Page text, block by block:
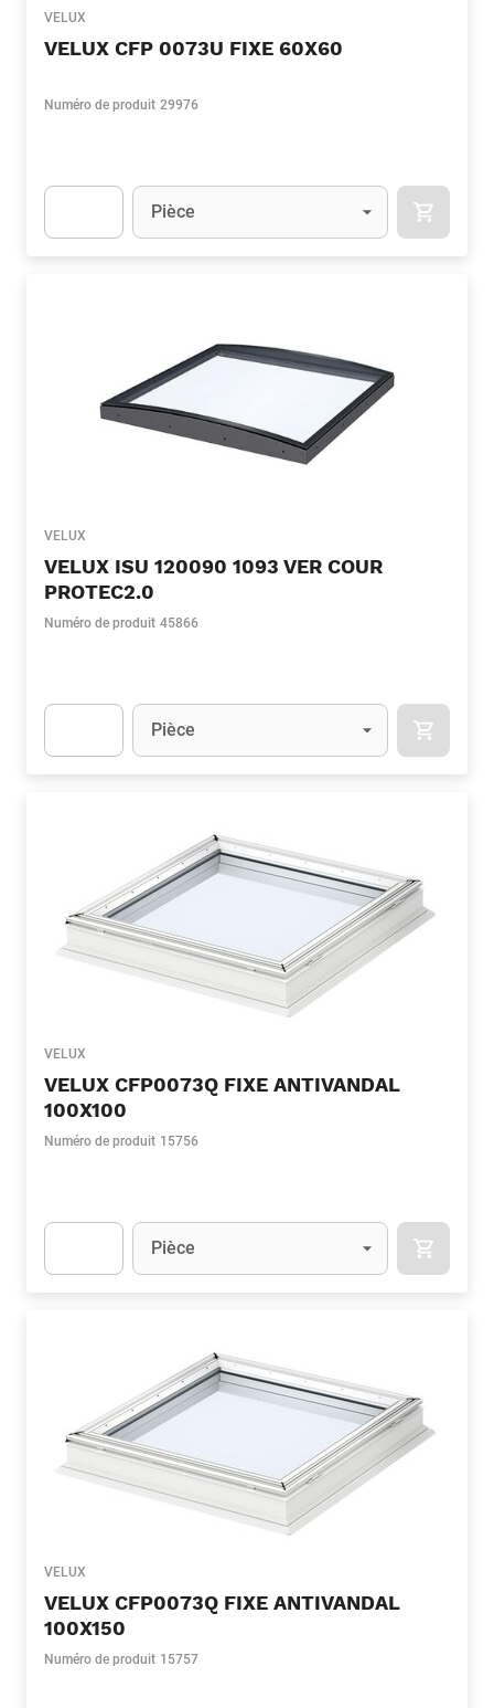
VELUX
VELUX CFP 0073U FIXE 60X60
Numéro de produit 29976
Unité
Pièce
VELUX
VELUX ISU 120090 1093 VER COUR
PROTEC2.0
Numéro de produit 45866
Unité
Pièce
VELUX
VELUX CFP0073Q FIXE ANTIVANDAL
100X100
Numéro de produit 15756
Unité
Pièce
VELUX
VELUX CFP0073Q FIXE ANTIVANDAL
100X150
Numéro de produit 15757